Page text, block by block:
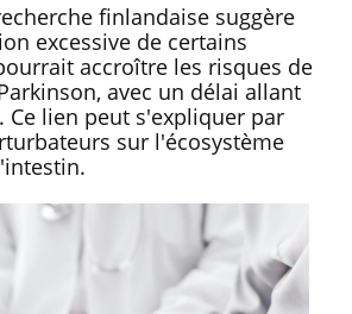
finlandaise suggère
excessive de certains
accroître les risques de
avec un délai allant
Ce lien peut s'expliquer par
sur l'écosystème